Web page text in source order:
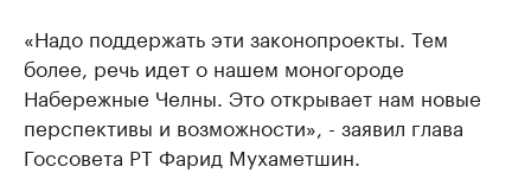
«Надо поддержать эти законопроекты. Тем
более, речь идет о нашем моногороде
Набережные Челны. Это открывает нам новые
перспективы и возможности», - заявил глава
Госсовета РТ Фарид Мухаметшин.